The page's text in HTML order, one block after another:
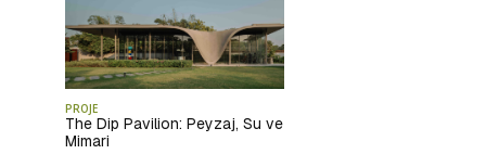
PROJE
The Dip Pavilion: Peyzaj, Su ve
Mimari